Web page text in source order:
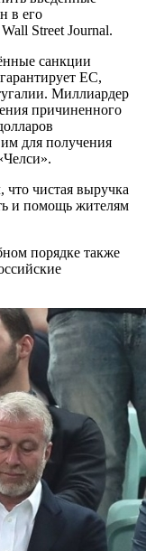
в его
Street Journal.
санкции
ЕС,
Миллиардер
причиненного
для получения
чистая выручка
и помощь жителям
порядке также